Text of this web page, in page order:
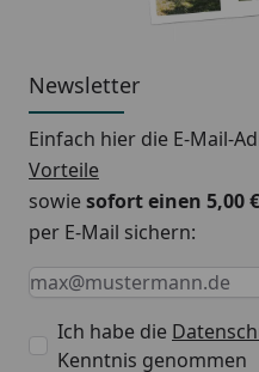
Betriebsdruck:
Nabenabstand:
Abstand Wand bis Mitte
Gewinde:
Abstand Wand bis
Vorderkante
Mischbetrieb geeignet:
Newsletter
Einfach hier die E-Mail-
Vorteile
sowiesofort einen 5,00
per E-Mail sichern:
Keine Eingabe
Eingabe erforderlich
E-Mail *
Ich habe die
Kenntnis genommen